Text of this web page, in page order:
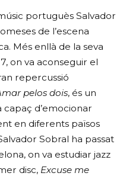
portuguès Salvador
de l’escena
Més enllà de la seva
on va aconseguir el
repercussió
pelos dois, és un
capaç d’emocionar
en diferents països
Sobral ha passat
on va estudiar jazz
disc, Excuse me